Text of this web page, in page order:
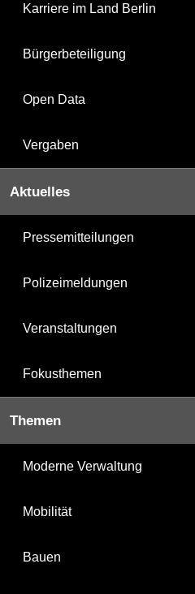
Karriere im Land Berlin
Bürgerbeteiligung
Open Data
Vergaben
Aktuelles
Pressemitteilungen
Polizeimeldungen
Veranstaltungen
Fokusthemen
Themen
Moderne Verwaltung
Mobilität
Bauen